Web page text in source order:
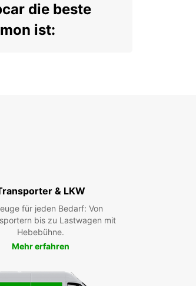
die beste
ist:
Europcar gibt es keine
wissen immer, was Sie
unangenehmen
geschäftlich oder privat
die Stadt und ihre
& LKW
für jeden Bedarf: Von
bis zu Lastwagen mit
Hebebühne.
Mehr erfahren